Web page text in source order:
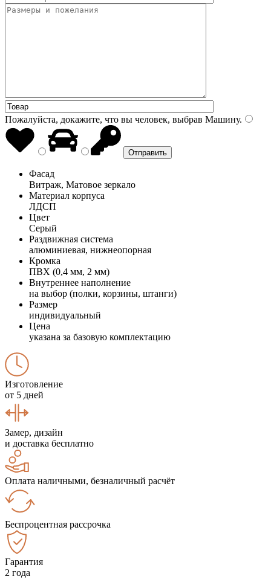
Пожалуйста, докажите, что вы человек, выбрав Машину.
Фасад
Витраж, Матовое зеркало
Материал корпуса
ЛДСП
Цвет
Серый
Раздвижная система
алюминиевая, нижнеопорная
Кромка
ПВХ (0,4 мм, 2 мм)
Внутреннее наполнение
на выбор (полки, корзины, штанги)
Размер
индивидуальный
Цена
указана за базовую комплектацию
Изготовление
от 5 дней
Замер, дизайн
и доставка бесплатно
Оплата наличными, безналичный расчёт
Беспроцентная рассрочка
Гарантия
2 года